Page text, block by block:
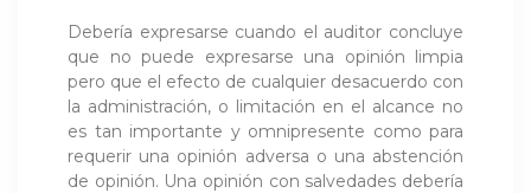
Debería expresarse cuando el auditor concluye
que no puede expresarse una opinión limpia
pero que el efecto de cualquier desacuerdo con
la administración, o limitación en el alcance no
es tan importante y omnipresente como para
requerir una opinión adversa o una abstención
de opinión. Una opinión con salvedades debería